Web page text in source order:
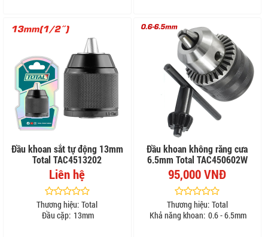
Đầu khoan sắt tự động 13mm
Total TAC4513202
Liên hệ
Thương hiệu: Total
Đầu cặp: 13mm
Đầu khoan không răng cưa
6.5mm Total TAC450602W
95,000 VNĐ
Thương hiệu: Total
Khả năng khoan: 0.6 - 6.5mm